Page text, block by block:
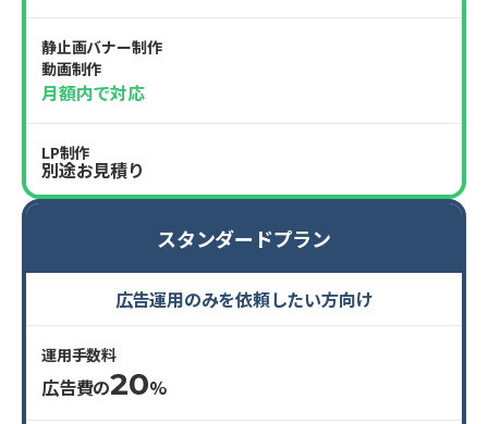
静止画バナー制作
動画制作
月額内で対応
LP制作
別途お見積り
スタンダードプラン
広告運用のみを依頼したい方向け
運用手数料
広告費の20%